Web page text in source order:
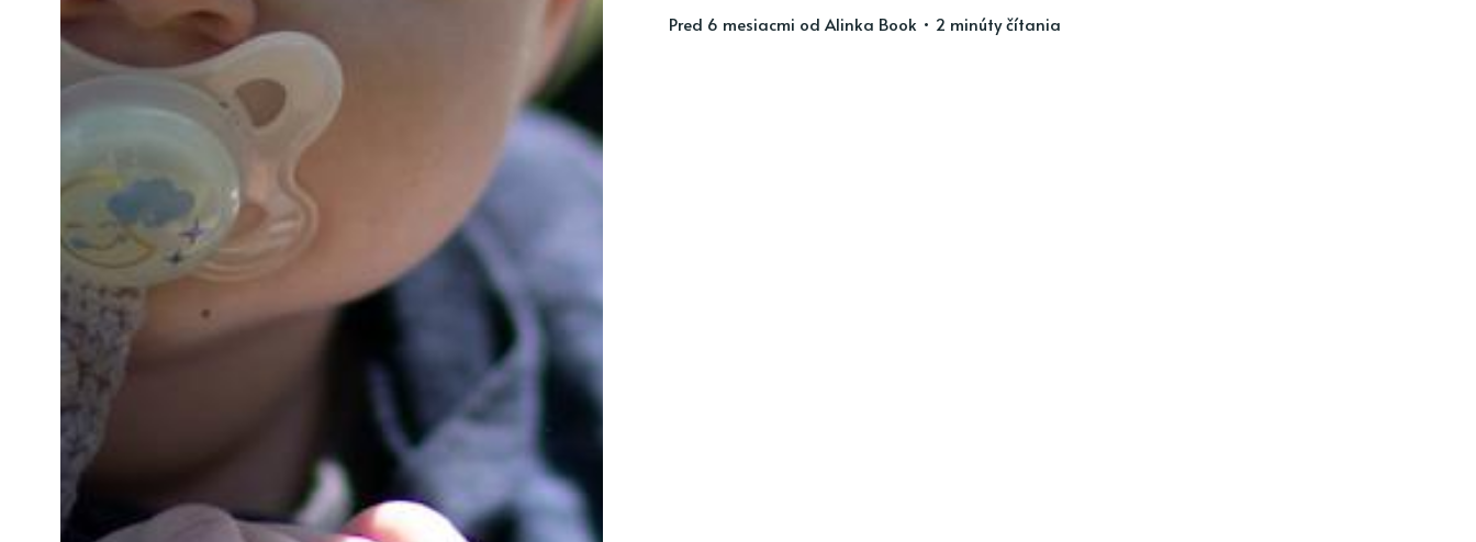
pred 6 mesiacmi od Alinka Book • 2 minúty čítania